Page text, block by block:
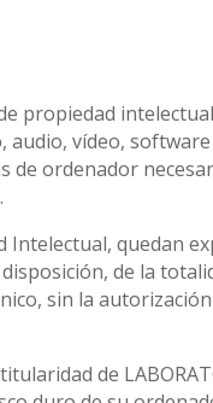
propiedad
vídeo,
de ordenador
Intelectual, quedan
de la
sin la autorización
de